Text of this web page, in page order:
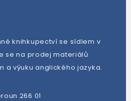
knihkupectví se sídlem v
se na prodej materiálů
a výuku anglického jazyka.
266 01